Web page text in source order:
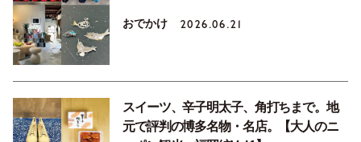
おでかけ 2026.06.21
スイーツ、辛子明太子、角打ちまで。地
元で評判の博多名物・名店。【大人のニ